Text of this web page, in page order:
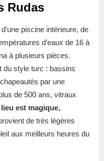
Rudas
piscine intérieure, de
d’eaux de 16 à
à plusieurs pièces.
du style turc : bassins
par une
de 500 ans, vitraux
lieu est magique,
de très légères
aux meilleurs heures du